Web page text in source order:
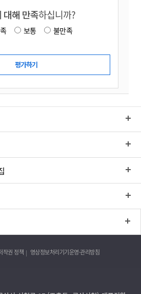
대해 만족하십니까?
보통
불만족
작권 정책 영상정보처리기기운영·관리방침